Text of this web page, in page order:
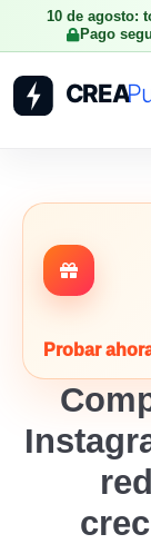
10 de agosto:
Pago
Probar